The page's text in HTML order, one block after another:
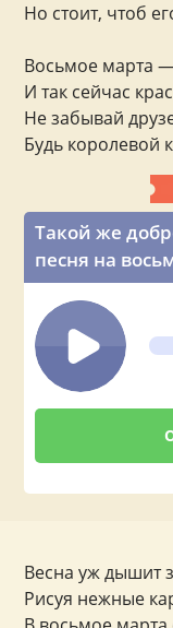
Такой же
песня на
Но стоит, чтоб
Восьмое марта
И так сейчас
Не забывай
Будь королевой
Весна уж дышит
Рисуя нежные